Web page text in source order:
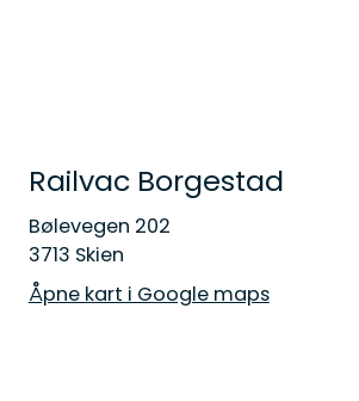
Railvac Borgestad
Bølevegen 202
3713 Skien
Åpne kart i Google maps